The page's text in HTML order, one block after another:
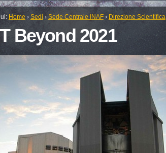
Home › Sedi › Sede Centrale INAF › Direzione Scientifica
Beyond 2021